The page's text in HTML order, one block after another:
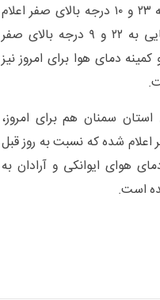
بیشینه و کمینه دمای هوای گرمسار برای امروز چهارشنبه ۲۳ و ۱۰ درجه بالای صفر اعلام
شده اما فردا شاهد افزایش ابر و کاهش شاخص دمایی به ۲۲ و ۹ درجه بالای صفر
دمای هوا برای امروز نیز
سمنان هم برای امروز،
۲۳ و ۱۳ درجه بالای صفر اعلام شده که نسبت به روز قبل
هوای ایوانکی و آرادان به